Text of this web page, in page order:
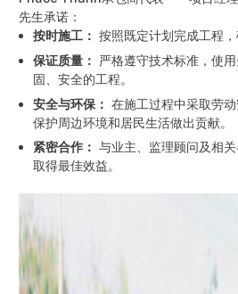
先生承诺：
按时施工： 按照既定计划完成工程，
保证质量： 严格遵守技术标准，使
固、安全的工程。
安全与环保： 在施工过程中采取劳
保护周边环境和居民生活做出贡献。
紧密合作： 与业主、监理顾问及相
取得最佳效益。